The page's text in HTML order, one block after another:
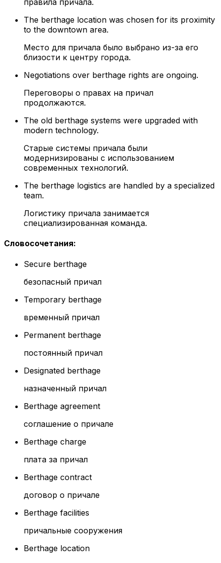
правила причала.
The berthage location was chosen for its proximity
to the downtown area.
Место для причала было выбрано из-за его
близости к центру города.
Negotiations over berthage rights are ongoing.
Переговоры о правах на причал
продолжаются.
The old berthage systems were upgraded with
modern technology.
Старые системы причала были
модернизированы с использованием
современных технологий.
The berthage logistics are handled by a specialized
team.
Логистику причала занимается
специализированная команда.
Словосочетания:
Secure berthage
безопасный причал
Temporary berthage
временный причал
Permanent berthage
постоянный причал
Designated berthage
назначенный причал
Berthage agreement
соглашение о причале
Berthage charge
плата за причал
Berthage contract
договор о причале
Berthage facilities
причальные сооружения
Berthage location